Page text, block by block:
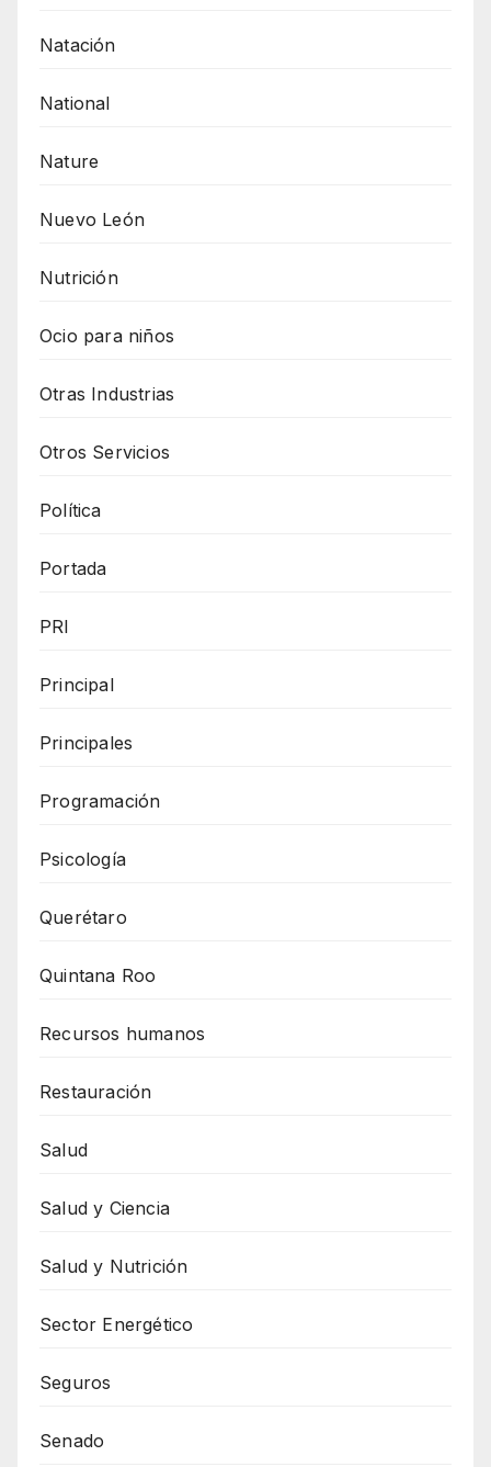
Natación
National
Nature
Nuevo León
Nutrición
Ocio para niños
Otras Industrias
Otros Servicios
Política
Portada
PRI
Principal
Principales
Programación
Psicología
Querétaro
Quintana Roo
Recursos humanos
Restauración
Salud
Salud y Ciencia
Salud y Nutrición
Sector Energético
Seguros
Senado